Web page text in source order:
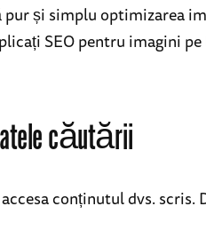
pur și simplu optimizarea
SEO pentru imagini
căutării
conținutul dvs. scris.